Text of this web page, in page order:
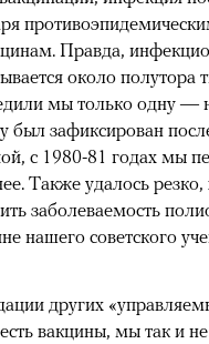
Правда,
около полутора
мы только одну —
был зафиксирован
с 1980-81 годах мы
Также удалось резко,
заболеваемость
нашего советского
других
вакцины, мы так и